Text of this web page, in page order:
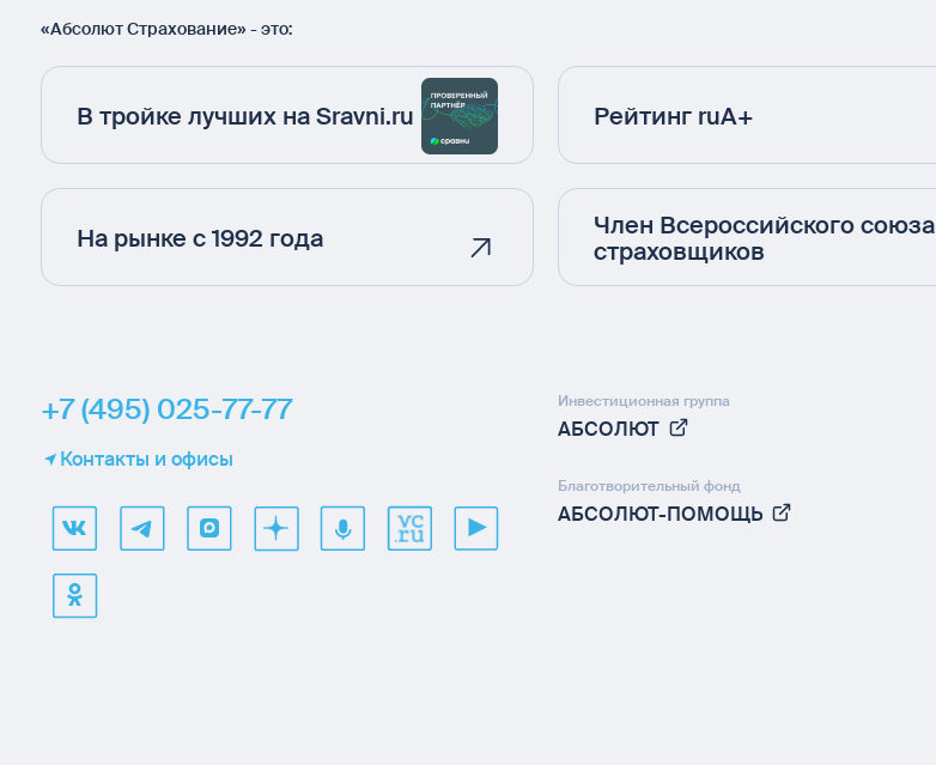
«Абсолют Страхование» - это:
В тройке лучших на Sravni.ru
На рынке с 1992 года
Рейтинг ruA+
Член Всероссийского союза
страховщиков
+7 (495) 025-77-77
Контакты и офисы
Инвестиционная группа
АБСОЛЮТ
Благотворительный фонд
АБСОЛЮТ-ПОМОЩЬ